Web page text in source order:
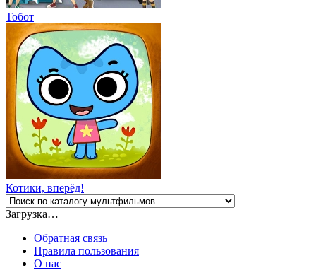
Тобот
Котики, вперёд!
Загрузка…
Обратная связь
Правила пользования
О нас